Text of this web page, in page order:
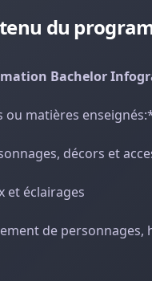
du
Bachelor
matières
décors et
et éclairages
de personnages,